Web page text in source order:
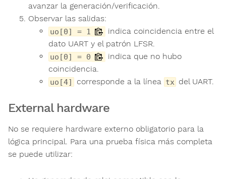
avanzar la generación/verificación.
Observar las salidas:
uo[0] = 1
indica coincidencia entre el
dato UART y el patrón LFSR.
uo[0] = 0
indica que no hubo
coincidencia.
uo[4] corresponde a la línea tx del UART.
External hardware
No se requiere hardware externo obligatorio para la
lógica principal. Para una prueba física más completa
se puede utilizar: